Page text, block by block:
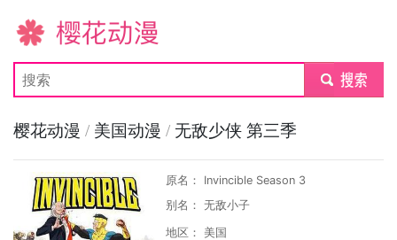
樱花动漫
submit
樱花动漫 / 美国动漫 / 无敌少侠 第三季
原名： Invincible Season 3
别名： 无敌小子
地区： 美国